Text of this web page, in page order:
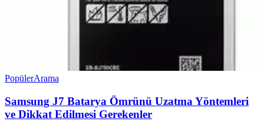
PopülerArama
Samsung J7 Batarya Ömrünü Uzatma Yöntemleri
ve Dikkat Edilmesi Gerekenler